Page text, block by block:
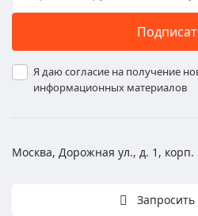
Я даю согласие на получение
информационных материалов
Москва, Дорожная ул., д. 1, корп.
Запросить